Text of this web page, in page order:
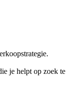
je helpt op zoek te